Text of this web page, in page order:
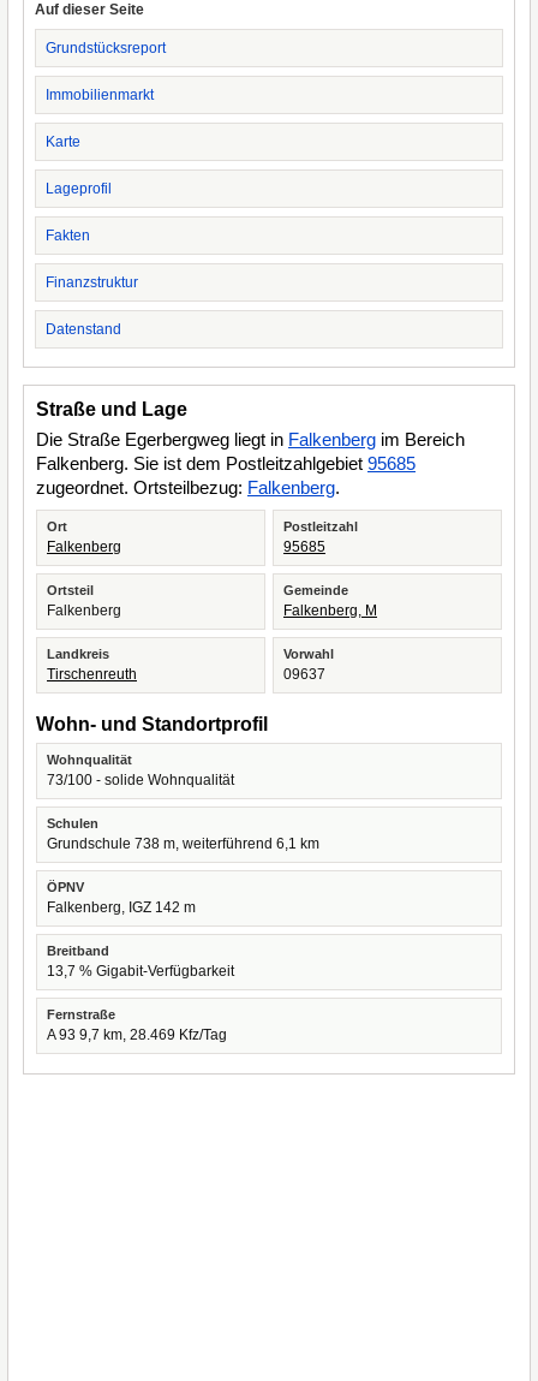
Auf dieser Seite
Grundstücksreport
Immobilienmarkt
Karte
Lageprofil
Fakten
Finanzstruktur
Datenstand
Straße und Lage
Die Straße Egerbergweg liegt in Falkenberg im Bereich
Falkenberg. Sie ist dem Postleitzahlgebiet 95685
zugeordnet. Ortsteilbezug: Falkenberg.
Ort
Falkenberg
Postleitzahl
95685
Ortsteil
Falkenberg
Gemeinde
Falkenberg, M
Landkreis
Tirschenreuth
Vorwahl
09637
Wohn- und Standortprofil
Wohnqualität
73/100 - solide Wohnqualität
Schulen
Grundschule 738 m, weiterführend 6,1 km
ÖPNV
Falkenberg, IGZ 142 m
Breitband
13,7 % Gigabit-Verfügbarkeit
Fernstraße
A 93 9,7 km, 28.469 Kfz/Tag